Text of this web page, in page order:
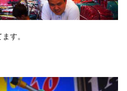
す。